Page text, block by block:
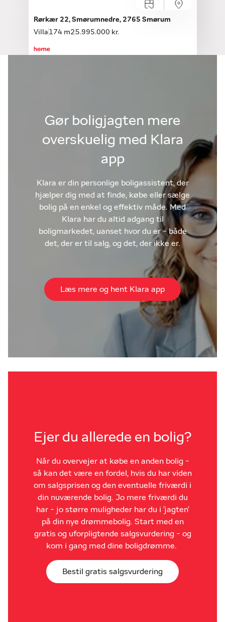
Rørkær 22, Smørumnedre, 2765 Smørum
Villa 174 m2 5.995.000 kr.
Gør boligjagten mere
overskuelig med Klara
app
Klara er din personlige boligassistent, der
hjælper dig med at finde, købe eller sælge
bolig på en enkel og effektiv måde. Med
Klara har du altid adgang til
boligmarkedet, uanset hvor du er - både
det, der er til salg, og det, der ikke er.
Læs mere og hent Klara app
Ejer du allerede en bolig?
Når du overvejer at købe en anden bolig -
så kan det være en fordel, hvis du har viden
om salgsprisen og den eventuelle friværdi i
din nuværende bolig. Jo mere friværdi du
har - jo større muligheder har du i 'jagten'
på din nye drømmebolig. Start med en
gratis og uforpligtende salgsvurdering - og
kom i gang med dine boligdrømme.
Bestil gratis salgsvurdering